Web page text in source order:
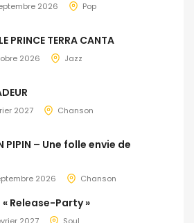
2026 Pop
PRINCE TERRA CANTA
2026 Jazz
2027 Chanson
PIPIN – Une folle envie de
2026 Chanson
« Release-Party »